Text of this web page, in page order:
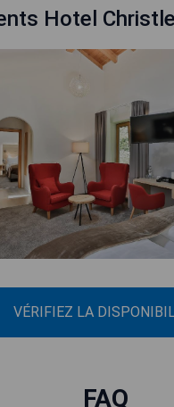
Hotel
VÉRIFIEZ LA
FAQ